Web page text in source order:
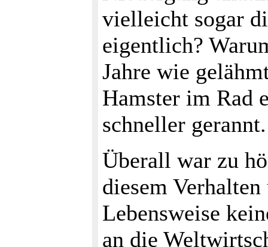
vielleicht sogar
eigentlich?
Jahre wie
Hamster im Rad
schneller
Überall war zu
diesem
Lebensweise
an die